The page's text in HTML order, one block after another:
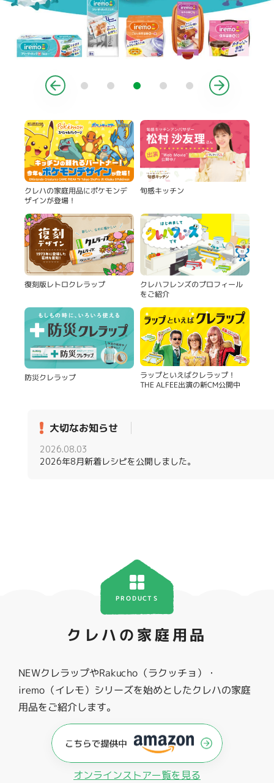
クレハの家庭用品にポケモンデ
ザインが登場！
旬感キッチン
復刻版レトロクレラップ クレハフレンズのプロフィール
をご紹介
防災クレラップ ラップといえばクレラップ！
THE ALFEE出演の新CM公開中
大切なお知らせ
2026.08.03
2026年8月新着レシピを公開しました。
PRODUCTS
クレハの家庭用品
NEWクレラップやRakucho（ラクッチョ）・
iremo（イレモ）シリーズを始めとしたクレハの家庭
用品をご紹介します。
オンラインストアー覧を見る